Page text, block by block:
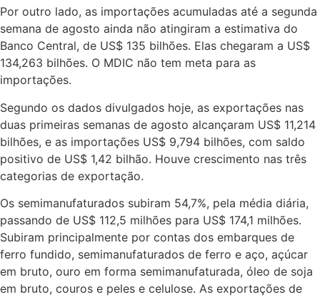
Por outro lado, as importações acumuladas até a segunda
semana de agosto ainda não atingiram a estimativa do
Banco Central, de US$ 135 bilhões. Elas chegaram a US$
134,263 bilhões. O MDIC não tem meta para as
importações.
Segundo os dados divulgados hoje, as exportações nas
duas primeiras semanas de agosto alcançaram US$ 11,214
bilhões, e as importações US$ 9,794 bilhões, com saldo
positivo de US$ 1,42 bilhão. Houve crescimento nas três
categorias de exportação.
Os semimanufaturados subiram 54,7%, pela média diária,
passando de US$ 112,5 milhões para US$ 174,1 milhões.
Subiram principalmente por contas dos embarques de
ferro fundido, semimanufaturados de ferro e aço, açúcar
em bruto, ouro em forma semimanufaturada, óleo de soja
em bruto, couros e peles e celulose. As exportações de